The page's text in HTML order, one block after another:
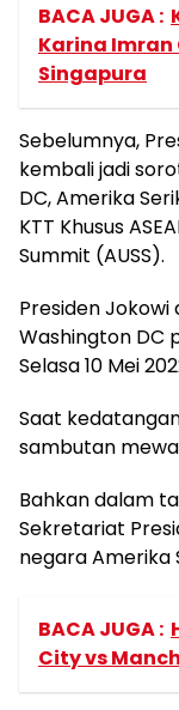
BACA JUGA :
Karina Imran
Singapura
Sebelumnya,
kembali jadi
DC, Amerika
KTT Khusus
Summit (AUSS).
Presiden
Washington DC
Selasa 10 Mei
Saat
sambutan
Bahkan dalam
Sekretariat
negara Amerika
BACA JUGA :
City vs